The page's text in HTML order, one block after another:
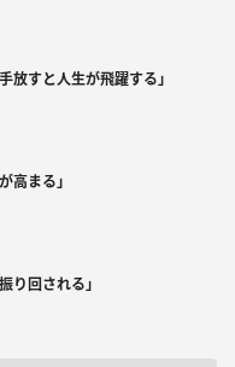
放すと人生が飛躍する」
高まる」
り回される」